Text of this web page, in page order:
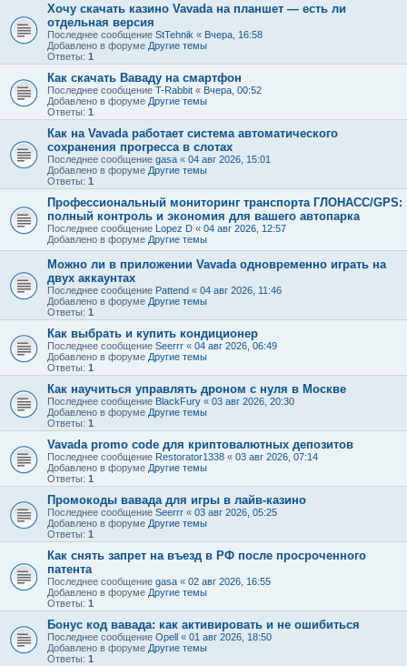
Хочу скачать казино Vavada на планшет — есть ли
отдельная версия
Последнее сообщение StTehnik « Вчера, 16:58
Добавлено в форуме Другие темы
Ответы: 1
Как скачать Ваваду на смартфон
Последнее сообщение T-Rabbit « Вчера, 00:52
Добавлено в форуме Другие темы
Ответы: 1
Как на Vavada работает система автоматического
сохранения прогресса в слотах
Последнее сообщение gasa « 04 авг 2026, 15:01
Добавлено в форуме Другие темы
Ответы: 1
Профессиональный мониторинг транспорта ГЛОНАСС/GPS:
полный контроль и экономия для вашего автопарка
Последнее сообщение Lopez D « 04 авг 2026, 12:57
Добавлено в форуме Другие темы
Можно ли в приложении Vavada одновременно играть на
двух аккаунтах
Последнее сообщение Pattend « 04 авг 2026, 11:46
Добавлено в форуме Другие темы
Ответы: 1
Как выбрать и купить кондиционер
Последнее сообщение Seerrr « 04 авг 2026, 06:49
Добавлено в форуме Другие темы
Ответы: 1
Как научиться управлять дроном с нуля в Москве
Последнее сообщение BlackFury « 03 авг 2026, 20:30
Добавлено в форуме Другие темы
Ответы: 1
Vavada promo code для криптовалютных депозитов
Последнее сообщение Restorator1338 « 03 авг 2026, 07:14
Добавлено в форуме Другие темы
Ответы: 1
Промокоды вавада для игры в лайв-казино
Последнее сообщение Seerrr « 03 авг 2026, 05:25
Добавлено в форуме Другие темы
Ответы: 1
Как снять запрет на въезд в РФ после просроченного
патента
Последнее сообщение gasa « 02 авг 2026, 16:55
Добавлено в форуме Другие темы
Ответы: 1
Бонус код вавада: как активировать и не ошибиться
Последнее сообщение Opell « 01 авг 2026, 18:50
Добавлено в форуме Другие темы
Ответы: 1